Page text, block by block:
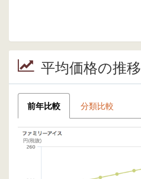
平均価格の推移
前年比較 分類比較